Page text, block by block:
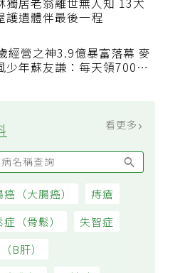
獨居老翁離世無人知 13犬
經營之神3.9億暴富落幕 麥